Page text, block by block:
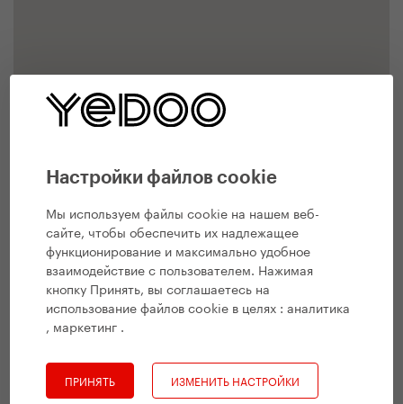
Настройки файлов cookie
Мы используем файлы cookie на нашем веб-
сайте, чтобы обеспечить их надлежащее
функционирование и максимально удобное
взаимодействие с пользователем. Нажимая
кнопку Принять, вы соглашаетесь на
использование файлов cookie в целях :аналитика
, маркетинг .
ПРИНЯТЬ ИЗМЕНИТЬ НАСТРОЙКИ